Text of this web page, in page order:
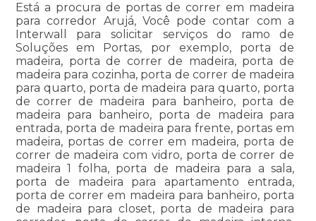
Está a procura de portas de correr em madeira
para corredor Arujá, Você pode contar com a
Interwall para solicitar serviços do ramo de
Soluções em Portas, por exemplo, porta de
madeira, porta de correr de madeira, porta de
madeira para cozinha, porta de correr de madeira
para quarto, porta de madeira para quarto, porta
de correr de madeira para banheiro, porta de
madeira para banheiro, porta de madeira para
entrada, porta de madeira para frente, portas em
madeira, portas de correr em madeira, porta de
correr de madeira com vidro, porta de correr de
madeira 1 folha, porta de madeira para a sala,
porta de madeira para apartamento entrada,
porta de correr em madeira para banheiro, porta
de madeira para closet, porta de madeira para